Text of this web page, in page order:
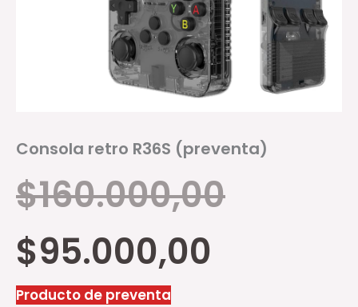
Consola retro R36S (preventa)
$160.000,00
$95.000,00
Producto de preventa